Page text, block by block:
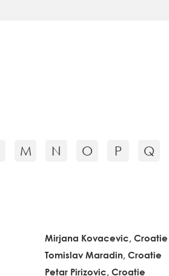
M N O P Q
Mirjana Kovacevic, Croatie
Tomislav Maradin, Croatie
Petar Pirizovic, Croatie